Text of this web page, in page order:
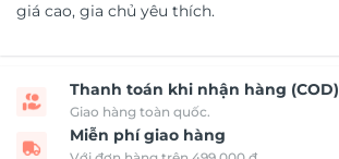
giá cao, gia chủ yêu thích.
Thanh toán khi nhận hàng (COD)
Giao hàng toàn quốc.
Miễn phí giao hàng